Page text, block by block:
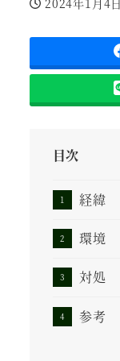
投稿日
目次
経緯
環境
対処
参考